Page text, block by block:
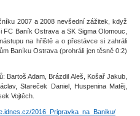
2007 a 2008 nevšední zážitek, když
Baník Ostrava a SK Sigma Olomouc,
na hřiště a o přestávce si zahráli
Baníku Ostrava (prohráli jen těsně 0:2)
Bartoš Adam, Brázdil Aleš, Košař Jakub,
Stareček Daniel, Huspenina Matěj,
Vojtěch.
2016_Pripravka_na_Baniku/